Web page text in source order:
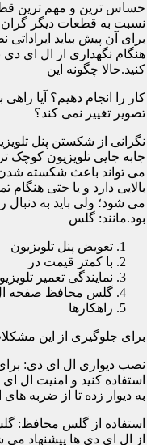
حساس ترین و مهم ترین
نسبت به قطعات دیگر
برای آن پیش بیاید
هنگام نگهداری از ال ای دی
کنید.حالا چگونه این
کار را انجام دهیم؟ آیا
تصویر تغییر نمی کند؟
نگرانی از شکستن پنل
جابه جایی تلویزیون کوچک
می تواند باعث شکسته شدن
بالایی دارد و یا حتی
می شود؛ ولی باید به
بود.مانند: گلس
تعویض پنل تلویزیون
با کمتر قیمت در
نمایندگی تعمیر
گلس محافظ صفحه
راهکارها
برای جلوگیری از این
نصب دیواری ال ای دی: برای
استفاده کنید و امنیت ال
به دیوار زده تا از ضربه
استفاده از گلس محافظ:
از ال ای دی ها پیشنهاد